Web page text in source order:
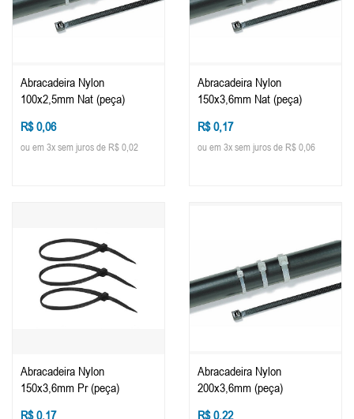
Abracadeira Nylon
100x2,5mm Nat (peça)
R$ 0,06
ou em 3x sem juros de R$ 0,02
Abracadeira Nylon
150x3,6mm Nat (peça)
R$ 0,17
ou em 3x sem juros de R$ 0,06
Abracadeira Nylon
150x3,6mm Pr (peça)
R$ 0,17
Abracadeira Nylon
200x3,6mm (peça)
R$ 0,22